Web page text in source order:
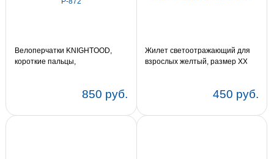
Велоперчатки KNIGHTOOD,
короткие пальцы,
850 руб.
Жилет светоотражающий для
взрослых желтый, размер XXXL
450 руб.